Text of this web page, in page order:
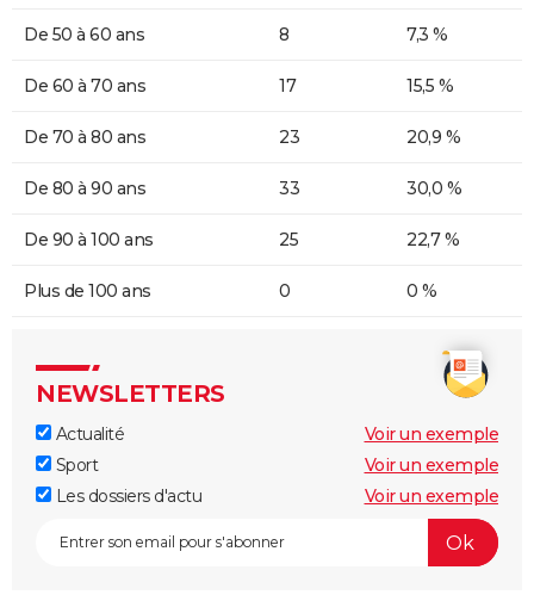
De 50 à 60 ans 8 7,3 %
De 60 à 70 ans 17 15,5 %
De 70 à 80 ans 23 20,9 %
De 80 à 90 ans 33 30,0 %
De 90 à 100 ans 25 22,7 %
Plus de 100 ans 0 0 %
NEWSLETTERS
Actualité
Voir un exemple
Sport
Voir un exemple
Les dossiers d'actu
Voir un exemple